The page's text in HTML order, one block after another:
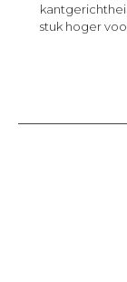
stuk hoger